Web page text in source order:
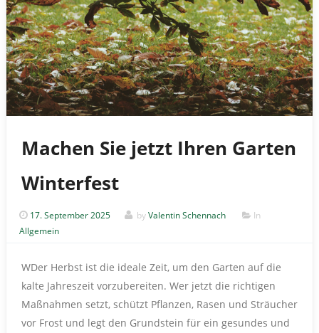
Machen Sie jetzt Ihren Garten
Winterfest
17. September 2025 byValentin Schennach
In
Allgemein
WDer Herbst ist die ideale Zeit, um den Garten auf die
kalte Jahreszeit vorzubereiten. Wer jetzt die richtigen
Maßnahmen setzt, schützt Pflanzen, Rasen und Sträucher
vor Frost und legt den Grundstein für ein gesundes und